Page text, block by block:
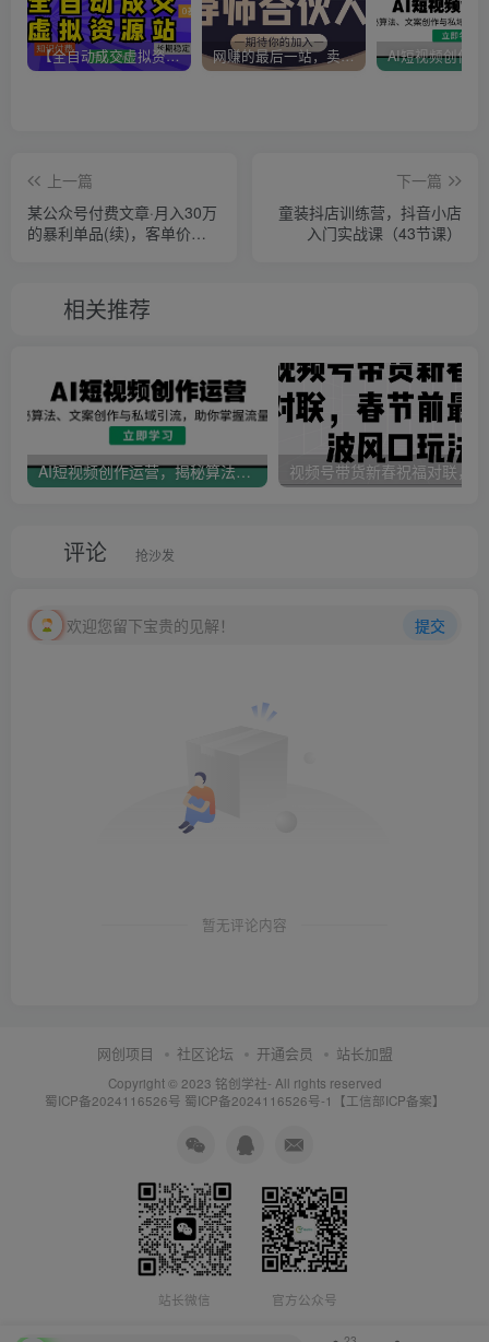
【全自动成交虚拟资源站】站长唯一陪跑项目！月入10W+~长期稳定~ 网赚的最后一站，卖项目！做网赚顶级猎食者~
上一篇
某公众号付费文章·月入30万
的暴利单品(续)，客单价三
下一篇
童装抖店训练营，抖音小店
入门实战课（43节课）
相关推荐
AI短视频创作运营，揭秘算法、文案创作与私域引流，助你掌握流量密码
评论 抢沙发
欢迎您留下宝贵的见解！ 提交
暂无评论内容
网创项目 社区论坛 开通会员 站长加盟
Copyright © 2023 铭创学社- All rights reserved
蜀ICP备2024116526号 蜀ICP备2024116526号-1【工信部ICP备案】
站长微信 官方公众号